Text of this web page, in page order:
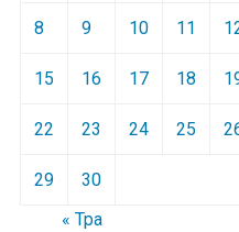
8 9 10 11
15 16 17 18
22 23 24 25
29
30
« Тра